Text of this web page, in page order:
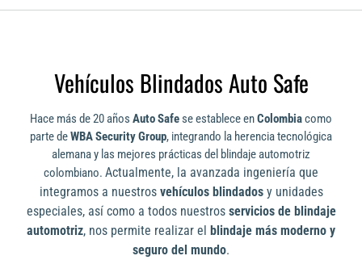
Vehículos Blindados Auto Safe
Hace más de 20 años Auto Safese establece enColombiacomo
parte deWBA Security Group, integrando la herencia tecnológica
alemana y las mejores prácticas del blindaje automotriz
colombiano. Actualmente, la avanzada ingeniería que
integramos a nuestros vehículos blindadosy unidades
especiales, así como a todos nuestros servicios de blindaje
automotriz, nos permite realizar el
blindaje más moderno y
seguro del mundo.